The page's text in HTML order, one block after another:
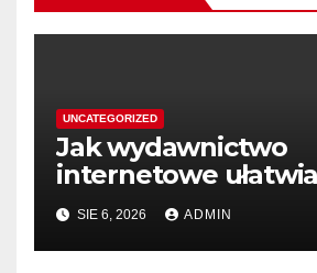
UNCATEGORIZED
Jak wydawnictwo
internetowe
książek
SIE 6, 2026 ADMIN